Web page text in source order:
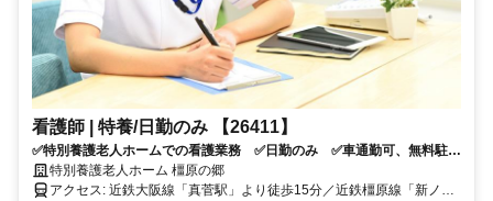
看護師 | 特養/日勤のみ 【26411】
✅特別養護老人ホームでの看護業務 ✅日勤のみ ✅車通勤可、無料駐車
場あり ✅年間休日107日（4週8休） ✅託児所あり
特別養護老人ホーム 橿原の郷
アクセス: 近鉄大阪線「真菅駅」より徒歩15分／近鉄橿原線「新ノ口